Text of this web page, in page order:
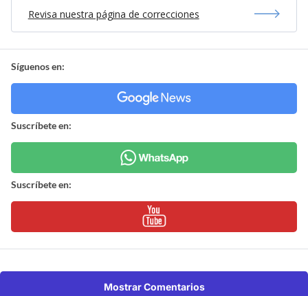
Revisa nuestra página de correcciones
Síguenos en:
Suscríbete en:
Suscríbete en:
Mostrar Comentarios